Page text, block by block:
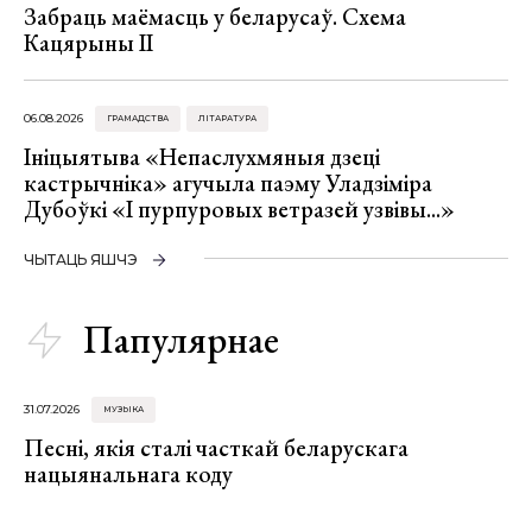
Забраць маёмасць у беларусаў. Схема
Кацярыны ІІ
06.08.2026 ГРАМАДСТВА ЛІТАРАТУРА
Ініцыятыва «Непаслухмяныя дзеці
кастрычніка» агучыла паэму Уладзіміра
Дубоўкі «І пурпуровых ветразей узвівы...»
ЧЫТАЦЬ ЯШЧЭ
Папулярнае
31.07.2026 МУЗЫКА
Песні, якія сталі часткай беларускага
нацыянальнага коду